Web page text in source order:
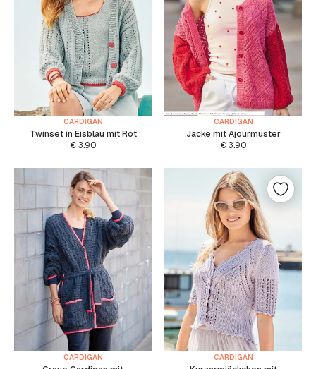
CARDIGAN
Twinset in Eisblau mit Rot
€3.90
CARDIGAN
Jacke mit Ajourmuster
€3.90
CARDIGAN CARDIGAN